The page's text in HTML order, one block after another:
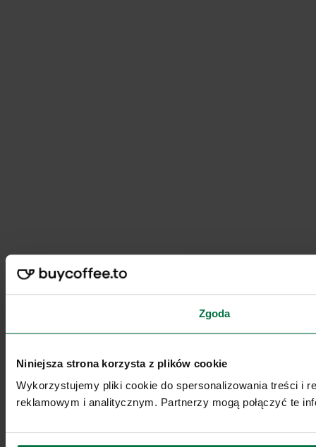
Zgoda
Niniejsza strona korzysta z plików cookie
Wykorzystujemy pliki cookie do spersonalizowania treści i
reklamowym i analitycznym. Partnerzy mogą połączyć te